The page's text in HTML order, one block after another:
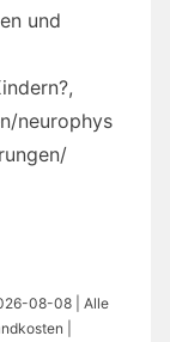
und
neurophys
08-08 | Alle
|